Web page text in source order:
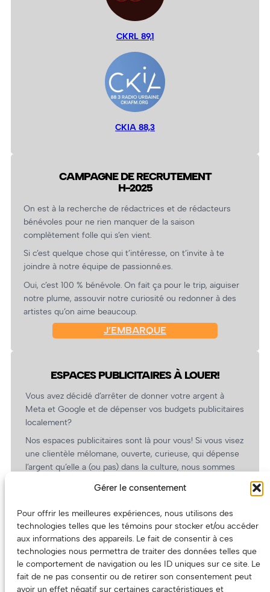
Gérer le consentement
Pour offrir les meilleures expériences, nous utilisons des
technologies telles que les témoins pour stocker et/ou accéder
aux informations des appareils. Le fait de consentir à ces
technologies nous permettra de traiter des données telles que
le comportement de navigation ou les ID uniques sur ce site. Le
fait de ne pas consentir ou de retirer son consentement peut
avoir un effet négatif sur certaines caractéristiques et
CKRL 89,1
CKIA 88,3
CAMPAGNE DE RECRUTEMENT
H-2025
On est à la recherche de rédactrices et de rédacteurs
bénévoles pour ne rien manquer de la saison
complètement folle qui s’en vient.
Si c’est quelque chose qui t’intéresse, on t’invite à te
joindre à notre équipe de passionné.es.
Oui, c’est 100 % bénévole. On fait ça pour le trip, aiguiser
notre plume, assouvir notre curiosité ou redonner à des
artistes qu’on aime beaucoup.
J’EMBARQUE
ESPACES PUBLICITAIRES À LOUER!
Vous avez décidé d’arrêter de donner votre argent à
Meta et Google et de dépenser vos budgets publicitaires
localement?
Nos espaces publicitaires sont là pour vous! Si vous visez
une clientèle mélomane, ouverte, curieuse, qui dépense
l’argent qu’elle a (ou pas) dans la culture, nous sommes
revient.
(Oui, on va avoir des tarifs spéciaux pour vous, les
artistes!)